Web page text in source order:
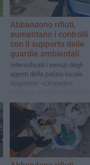
Abbandono rifiuti,
aumentano i controlli
con il supporto delle
guardie ambientali
Intensificati i servizi degli
agenti della polizia locale.
Angarano: «L'impegno